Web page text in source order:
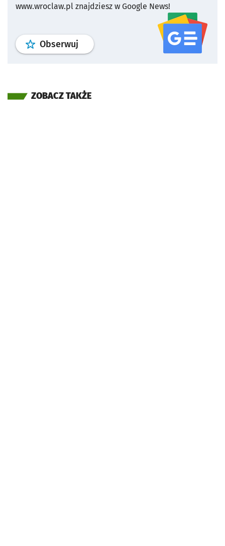
www.wroclaw.pl znajdziesz w Google News!
Obserwuj profil serwisu
ZOBACZ TAKŻE